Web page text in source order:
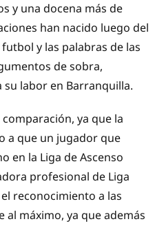
y una docena más de
han nacido luego del
y las palabras de las
de sobra,
labor en Barranquilla.
ya que la
a que un jugador que
en la Liga de Ascenso
profesional de Liga
reconocimiento a las
máximo, ya que además